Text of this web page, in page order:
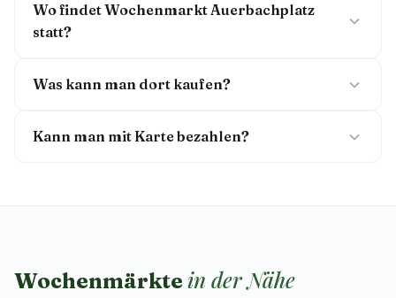
Wo findet Wochenmarkt Auerbachplatz
statt?
Was kann man dort kaufen?
Kann man mit Karte bezahlen?
Wochenmärkte in der Nähe